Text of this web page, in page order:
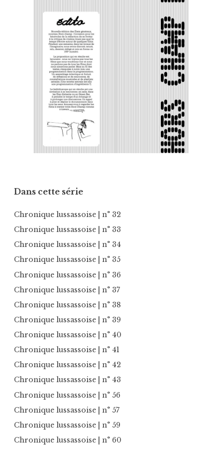
Dans cette série
Chronique lussassoise | n° 32
Chronique lussassoise | n° 33
Chronique lussassoise | n° 34
Chronique lussassoise | n° 35
Chronique lussassoise | n° 36
Chronique lussassoise | n° 37
Chronique lussassoise | n° 38
Chronique lussassoise | n° 39
Chronique lussassoise | n° 40
Chronique lussassoise | n° 41
Chronique lussassoise | n° 42
Chronique lussassoise | n° 43
Chronique lussassoise | n° 56
Chronique lussassoise | n° 57
Chronique lussassoise | n° 59
Chronique lussassoise | n° 60